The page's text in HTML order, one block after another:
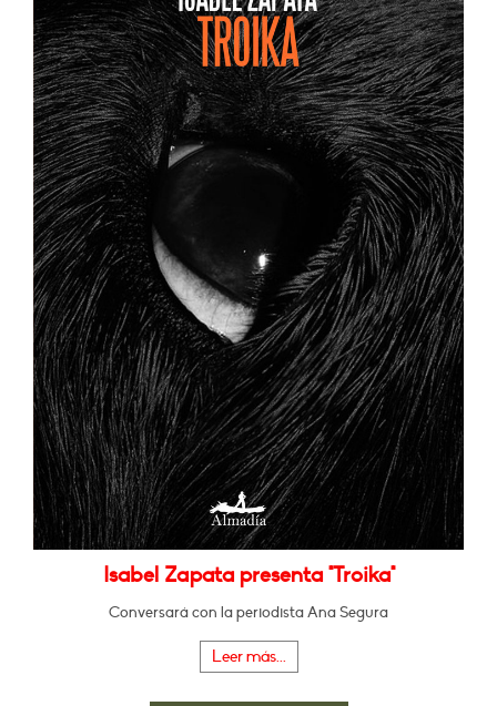
Isabel Zapata presenta "Troika"
Conversará con la periodista Ana Segura
Leer más...